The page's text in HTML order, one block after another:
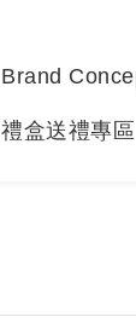
Brand
禮盒送禮專區